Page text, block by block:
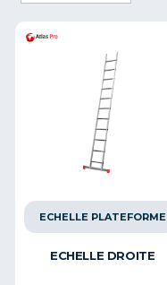
ECHELLE PLATEFORME
ECHELLE DROITE